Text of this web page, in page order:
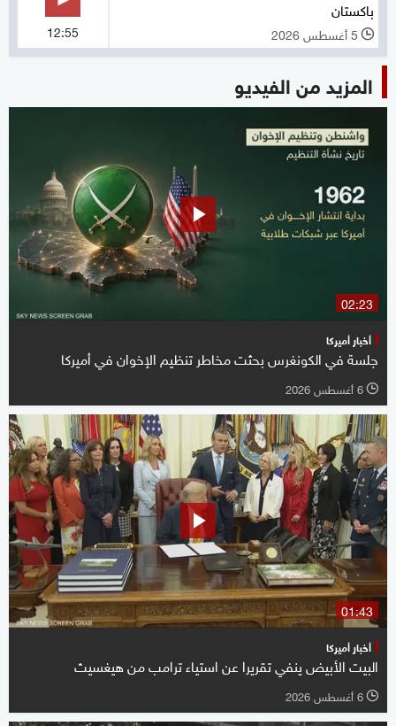
باكستان
l 5 أغسطس 2026 12:55
المزيد من الفيديو
02:23
أخبار أميركا
جلسة في الكونغرس بحثت مخاطر تنظيم الإخوان في أميركا
l 6 أغسطس 2026
01:43
أخبار أميركا
البيت الأبيض ينفي تقريرا عن استياء ترامب من هيغسيث
l 6 أغسطس 2026